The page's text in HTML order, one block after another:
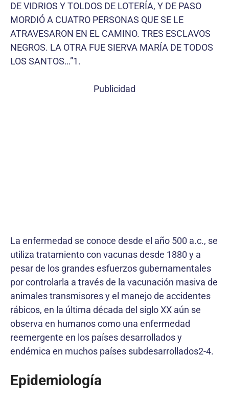
DE VIDRIOS Y TOLDOS DE LOTERÍA, Y DE PASO
MORDIÓ A CUATRO PERSONAS QUE SE LE
ATRAVESARON EN EL CAMINO. TRES ESCLAVOS
NEGROS. LA OTRA FUE SIERVA MARÍA DE TODOS
LOS SANTOS…”1.
Publicidad
La enfermedad se conoce desde el año 500 a.c., se
utiliza tratamiento con vacunas desde 1880 y a
pesar de los grandes esfuerzos gubernamentales
por controlarla a través de la vacunación masiva de
animales transmisores y el manejo de accidentes
rábicos, en la última década del siglo XX aún se
observa en humanos como una enfermedad
reemergente en los países desarrollados y
endémica en muchos países subdesarrollados2-4.
Epidemiología